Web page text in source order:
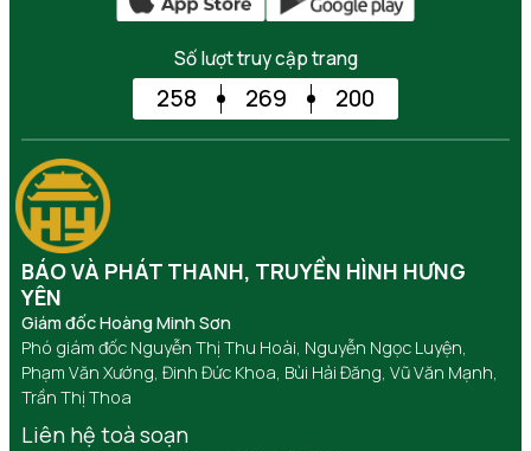
Số lượt truy cập trang
258 269 200
BÁO VÀ PHÁT THANH, TRUYỀN HÌNH HƯNG
YÊN
Giám đốc Hoàng Minh Sơn
Phó giám đốc Nguyễn Thị Thu Hoài, Nguyễn Ngọc Luyện,
Phạm Văn Xướng, Đinh Đức Khoa, Bùi Hải Đăng, Vũ Văn Mạnh,
Trần Thị Thoa
Liên hệ toà soạn